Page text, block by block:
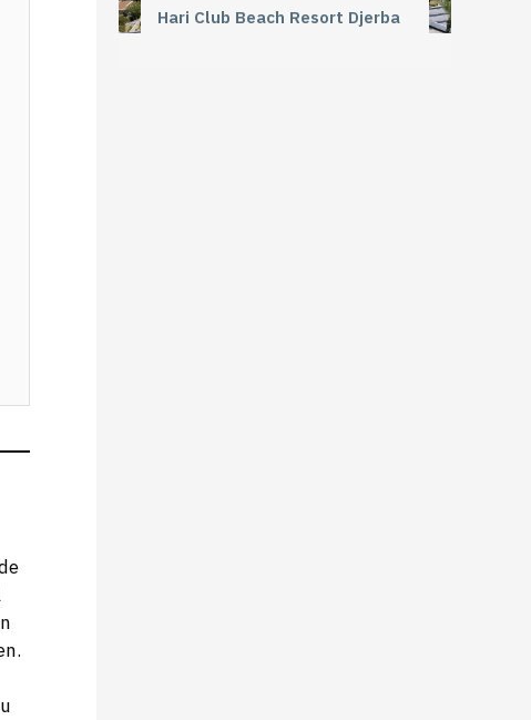
Hari Club Beach Resort Djerba